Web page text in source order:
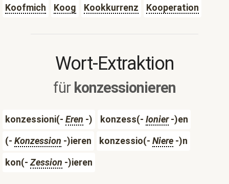
Koofmich
Koog Kookkurrenz Kooperation
Wort-Extraktion
für konzessionieren
konzessioni(- Eren -) konzess(- Ionier-)en
(- Konzession -)ieren konzessio(- Niere -)n
kon(- Zession -)ieren